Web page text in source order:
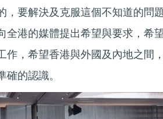
，要解決及克服這個不知道的問
全港的媒體提出希望與要求，希
作，希望香港與外國及內地之間
確的認識。